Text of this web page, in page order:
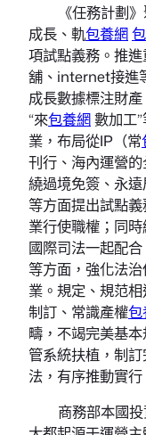
《任務計劃
成長、軌包養網
項試點義務。推
舖、internet接進
成長數據標注財
“來包養網數加工
業，布局從IP（常
刊行、海內運營
繞過境免簽、永
等方面提出試點
業行使職權；同
國際司法一起配
等方面，強化法
業。規定、規范
制訂、常識產權包
疇，不竭完美基
管系統扶植，制
法，有序推動實行
商務部本國